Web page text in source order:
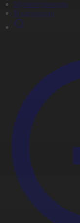
Мультсериалдар
Видеоархив